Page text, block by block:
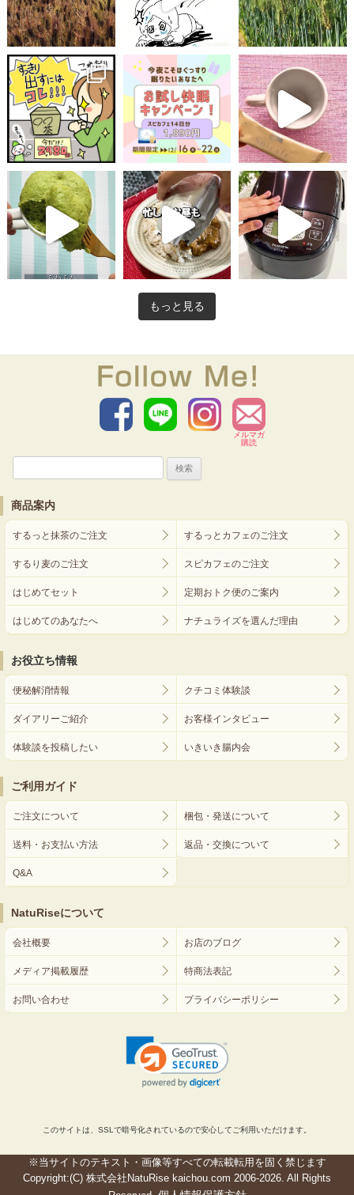
もっと見る
メルマガ
購読
商品案内
するっと抹茶のご注文 するっとカフェのご注文
するり麦のご注文 スピカフェのご注文
はじめてセット 定期おトク便のご案内
はじめてのあなたへ ナチュライズを選んだ理由
お役立ち情報
便秘解消情報 クチコミ体験談
ダイアリーご紹介 お客様インタビュー
体験談を投稿したい いきいき腸内会
ご利用ガイド
ご注文について 梱包・発送について
送料・お支払い方法 返品・交換について
Q&A
NatuRiseについて
会社概要 お店のブログ
メディア掲載履歴 特商法表記
お問い合わせ プライバシーポリシー
このサイトは、SSLで暗号化されているので安心してご利用いただけます。
※当サイトのテキスト・画像等すべての転載転用を固く禁じます
Copyright:(C) 株式会社NatuRise kaichou.com 2006-2026. All Rights